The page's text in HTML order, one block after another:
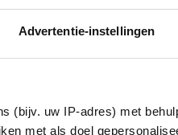
Advertentie-instellingen
(bijv. uw IP-adres) met
met als doel